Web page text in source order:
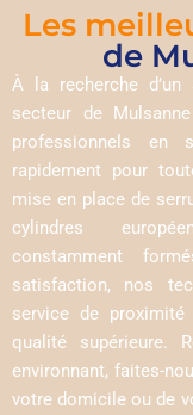
Les
de
À la recherche
secteur de
professionnels
rapidement pour
mise en place de
cylindres
constamment
satisfaction, nos
service de
qualité supérieure.
environnant, faites-
votre domicile ou de